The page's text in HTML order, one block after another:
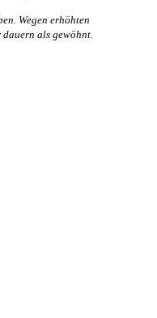
Wegen erhöhten
dauern als gewöhnt.